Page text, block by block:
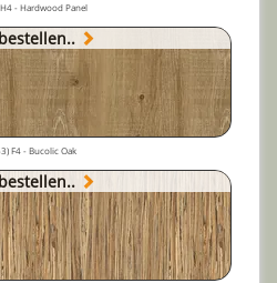
- Hardwood Panel
F4 - Bucolic Oak